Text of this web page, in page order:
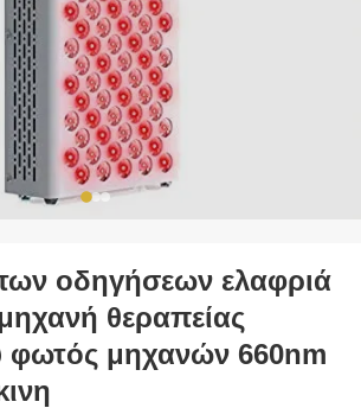
οδηγήσεων ελαφριά
θεραπείας
φωτός μηχανών 660nm